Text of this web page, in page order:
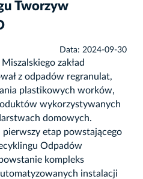
Tworzyw
Data: 2024-09-30
zakład
z odpadów regranulat,
plastikowych worków,
wykorzystywanych
domowych.
etap powstającego
Odpadów
kompleks
instalacji